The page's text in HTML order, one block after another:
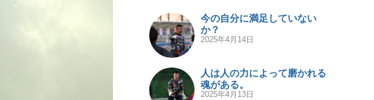
今の自分に満足していない
か？
2025年4月14日
人は人の力によって磨かれる
魂がある。
2025年4月13日